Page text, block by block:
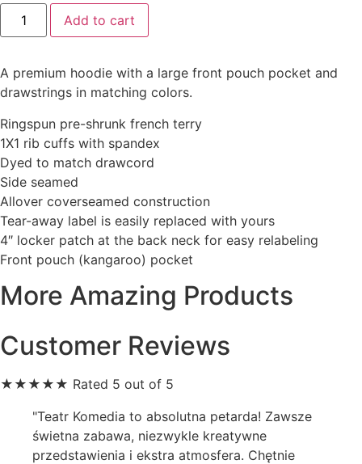
Limited
Edition
"Need
Premium
Unisex
Pullover
quantity
Add to cart
A premium hoodie with a large front pouch pocket and
drawstrings in matching colors.
Ringspun pre-shrunk french terry
1X1 rib cuffs with spandex
Dyed to match drawcord
Side seamed
Allover coverseamed construction
Tear-away label is easily replaced with yours
4″ locker patch at the back neck for easy relabeling
Front pouch (kangaroo) pocket
More Amazing Products
Customer Reviews
★ ★ ★ ★ ★ Rated 5 out of 5
"Teatr Komedia to absolutna petarda! Zawsze
świetna zabawa, niezwykle kreatywne
przedstawienia i ekstra atmosfera. Chętnie